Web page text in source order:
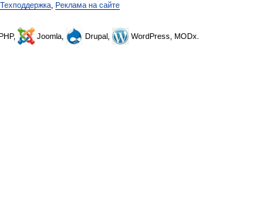
Техподдержка Реклама на сайте
Joomla, Drupal, WordPress, MODx.